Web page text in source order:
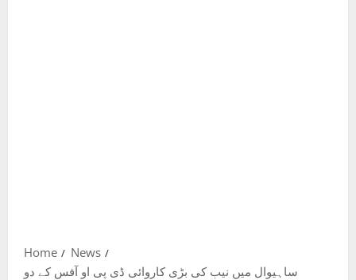
Home
News
ساہیوال میں نیب کی بڑی کاروائی ڈی پی او آفس کے دو